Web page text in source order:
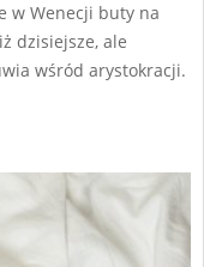
w Wenecji buty na
dzisiejsze, ale
wśród arystokracji.